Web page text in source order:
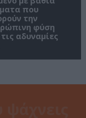
που
την
φύση
αδυναμίες